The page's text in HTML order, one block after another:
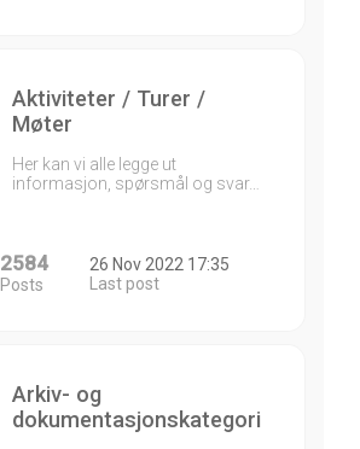
Aktiviteter / Turer /
Møter
Her kan vi alle legge ut
informasjon, spørsmål og svar…
2584
Posts
26 Nov 2022 17:35
Last post
Arkiv- og
dokumentasjonskategori